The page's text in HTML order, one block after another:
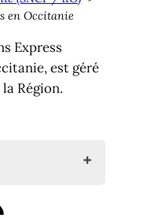
en Occitanie
Express
est géré
Région.
Occitanie